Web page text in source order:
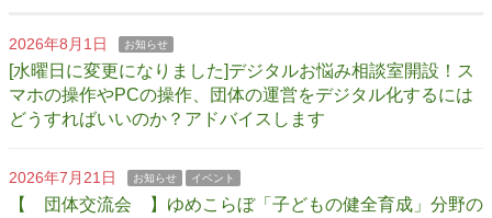
2026年8月1日 お知らせ
[水曜日に変更になりました]デジタルお悩み相談室開設！ス
マホの操作やPCの操作、団体の運営をデジタル化するには
どうすればいいのか？アドバイスします
2026年7月21日 お知らせ イベント
【 団体交流会 】ゆめこらぼ「子どもの健全育成」分野の